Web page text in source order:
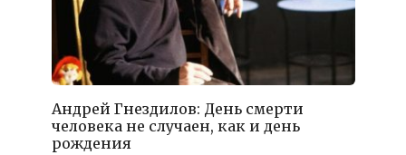
Андрей Гнездилов: День смерти
человека не случаен, как и день
рождения